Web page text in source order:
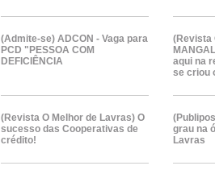
(Admite-se) ADCON - Vaga para
PCD "PESSOA COM
DEFICIÊNCIA
(Revista
aqui na
se criou
(Revista O Melhor de Lavras) O
sucesso das Cooperativas de
crédito!
grau na
Lavras